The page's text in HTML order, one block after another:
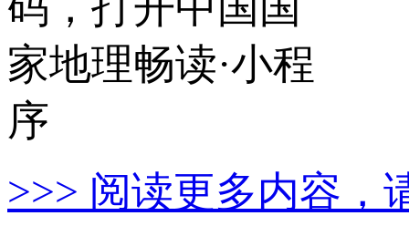
>>> 阅读更多内容，